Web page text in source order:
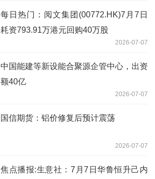
每日热门：阅文集团(00772.HK)7月7日
耗资793.91万港元回购40万股
2026-07-07
中国能建等新设能合聚源企管中心，出资
额40亿
2026-07-07
国信期货：铝价修复后预计震荡
2026-07-07
焦点播报:生意社：7月7日华鲁恒升己内